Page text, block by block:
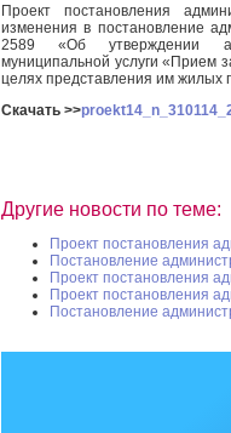
Проект постановления
изменения в постановление
2589 «Об утверждении
муниципальной услуги «Прием
целях представления им жилых
Скачать >>
Другие новости по теме:
Проект постановления
Постановление
Проект постановления
Проект постановления
Постановление